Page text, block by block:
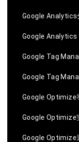
Google Analytics
Google Analytics
Google Tag
Google Tag
Google Optimize
Google Optimize
Google Optimize